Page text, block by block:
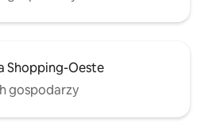
Shopping-Oeste
gospodarzy